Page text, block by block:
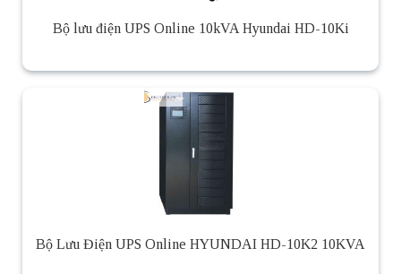
Bộ lưu điện UPS Online 10kVA Hyundai HD-10Ki
Bộ Lưu Điện UPS Online HYUNDAI HD-10K2 10KVA